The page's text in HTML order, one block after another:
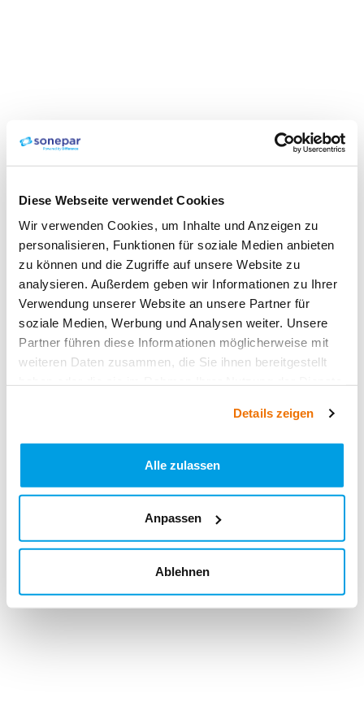
Diese Webseite verwendet Cookies
Wir verwenden Cookies, um Inhalte und Anzeigen zu
personalisieren, Funktionen für soziale Medien anbieten
zu können und die Zugriffe auf unsere Website zu
analysieren. Außerdem geben wir Informationen zu Ihrer
Verwendung unserer Website an unsere Partner für
soziale Medien, Werbung und Analysen weiter. Unsere
Partner führen diese Informationen möglicherweise mit
weiteren Daten zusammen, die Sie ihnen bereitgestellt
Details zeigen
Alle zulassen
Anpassen
Ablehnen